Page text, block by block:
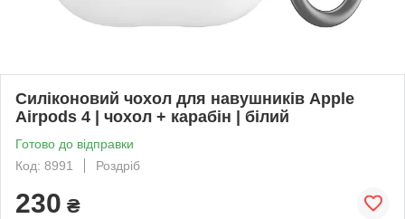
Силіконовий чохол для навушників Apple
Airpods 4 | чохол + карабін | білий
Готово до відправки
Код: 8991
Роздріб
230 ₴